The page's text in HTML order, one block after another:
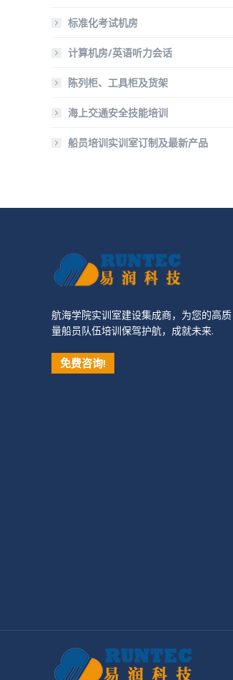
标准化考试机房
计算机房/英语听力会话
陈列柜、工具柜及货架
海上交通安全技能培训
船员培训实训室订制及最新产品
航海学院实训室建设集成商，为您的高质
量船员队伍培训保驾护航，成就未来.
免费咨询!